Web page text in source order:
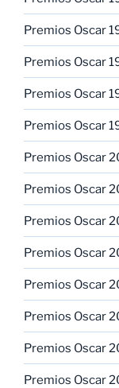
Premios Oscar
Premios Oscar
Premios Oscar
Premios Oscar
Premios Oscar
Premios Oscar
Premios Oscar
Premios Oscar
Premios Oscar
Premios Oscar
Premios Oscar
Premios Oscar